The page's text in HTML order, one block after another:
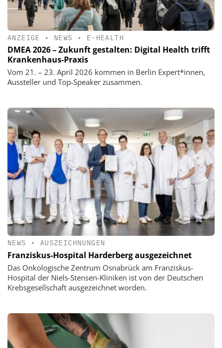
ANZEIGE • NEWS • E-HEALTH
DMEA 2026 – Zukunft gestalten: Digital Health trifft
Krankenhaus-Praxis
Vom 21. – 23. April 2026 kommen in Berlin Expert*innen,
Aussteller und Top-Speaker zusammen.
NEWS • AUSZEICHNUNGEN
Franziskus-Hospital Harderberg ausgezeichnet
Das Onkologische Zentrum Osnabrück am Franziskus-
Hospital der Niels-Stensen-Kliniken ist von der Deutschen
Krebsgesellschaft ausgezeichnet worden.